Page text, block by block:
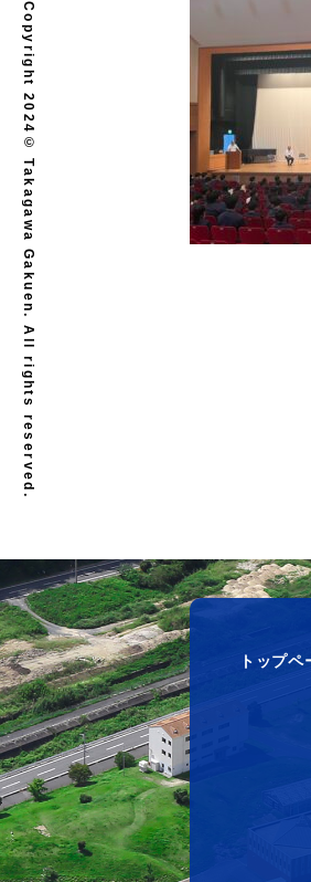
トップペ
Copyright 2024© Takagawa Gakuen. All rights reserved.